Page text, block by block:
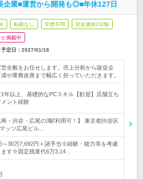
企業■運営から開発も◎■年休127日
転勤なし 学歴不問 完全週休2日制
掲載中
定日： 2027/01/18
全般をお任せします。売上分析から販促企
や業務改善まで幅広く担っていただきます。
1年以上、基礎的なPCスキル【歓迎】店舗立ち
メント経験
寿・渋谷・広尾の3駅利用可！】 東京都渋谷区
ッツ広尾ビル…
～30万7,692円＋諸手当※経験・能力等を考慮
す※固定残業代6万3,14…